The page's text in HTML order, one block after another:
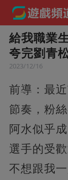
給我職業
夸完劉青
2023/12/16
前導：最
節奏，粉
阿水似乎
選手的受
不想跟我